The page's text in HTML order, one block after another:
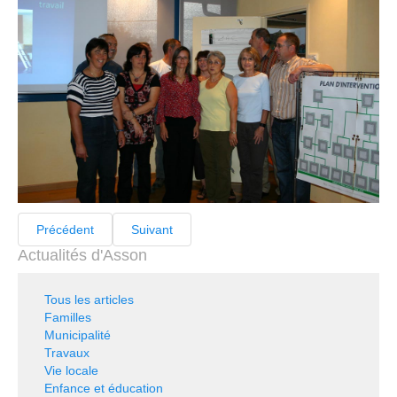
Précédent Suivant
Actualités d'Asson
Tous les articles
Familles
Municipalité
Travaux
Vie locale
Enfance et éducation